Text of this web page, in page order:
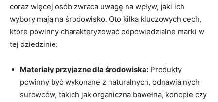
coraz więcej osób zwraca uwagę na wpływ, jaki ich
wybory mają na środowisko. Oto kilka kluczowych cech,
które powinny charakteryzować odpowiedzialne marki w
tej dziedzinie:
Materiały przyjazne dla środowiska: Produkty
powinny być wykonane z naturalnych, odnawialnych
surowców, takich jak organiczna bawełna, konopie czy